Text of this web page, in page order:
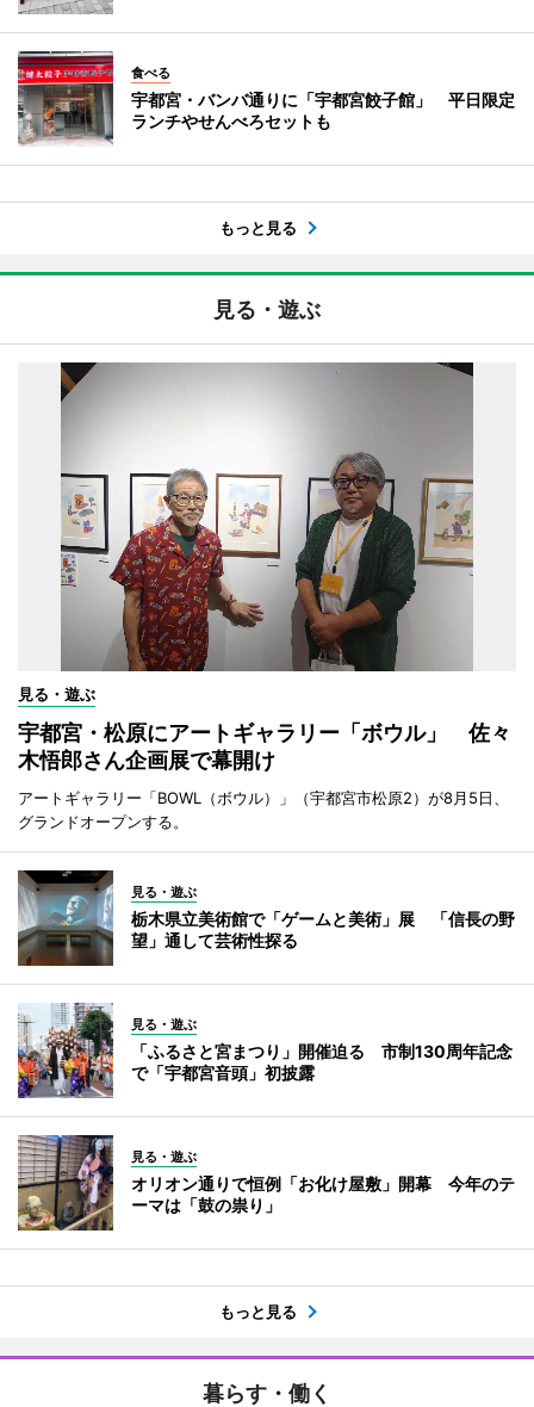
食べる
宇都宮・バンバ通りに「宇都宮餃子館」 平日限定
ランチやせんべろセットも
もっと見る
見る・遊ぶ
見る・遊ぶ
宇都宮・松原にアートギャラリー「ボウル」 佐々
木悟郎さん企画展で幕開け
アートギャラリー「BOWL（ボウル）」（宇都宮市松原2）が8月5日、
グランドオープンする。
見る・遊ぶ
栃木県立美術館で「ゲームと美術」展 「信長の野
望」通して芸術性探る
見る・遊ぶ
「ふるさと宮まつり」開催迫る 市制130周年記念
で「宇都宮音頭」初披露
見る・遊ぶ
オリオン通りで恒例「お化け屋敷」開幕 今年のテ
ーマは「鼓の祟り」
もっと見る
暮らす・働く